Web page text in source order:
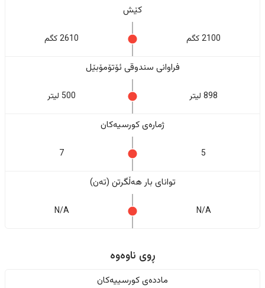
کێش
2100 کگم 2610 کگم
فراوانی سندوقی ئۆتۆمۆبێل
898 لیتر 500 لیتر
ژمارەی کورسیەکان
5
7
تواناى بار هەڵگرتن (تەن)
N/A
N/A
ڕوی ناوەوە
ماددەی کورسییەکان